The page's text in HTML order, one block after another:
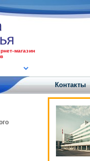
магазин
Контакты